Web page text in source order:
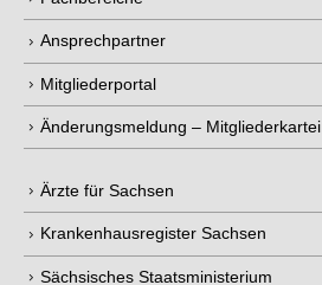
Ansprechpartner
Mitgliederportal
Änderungsmeldung – Mitgliederkartei
Ärzte für Sachsen
Krankenhausregister Sachsen
Sächsisches Staatsministerium